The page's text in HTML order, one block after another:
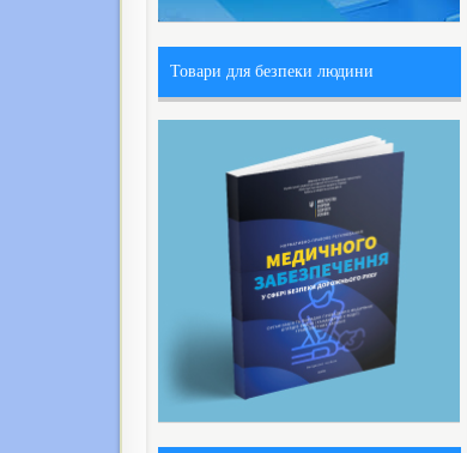
Товари для безпеки людини